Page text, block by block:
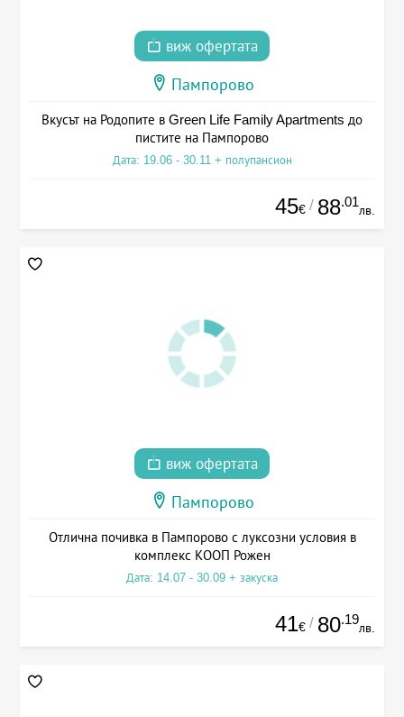
виж офертата
Пампорово
Вкусът на Родопите в Green Life Family Apartments до
пистите на Пампорово
Дата: 19.06 - 30.11 + полупансион
45€ / 88.01
лв.
виж офертата
Пампорово
Отлична почивка в Пампорово с луксозни условия в
комплекс КООП Рожен
Дата: 14.07 - 30.09 + закуска
41€ / 80.19
лв.